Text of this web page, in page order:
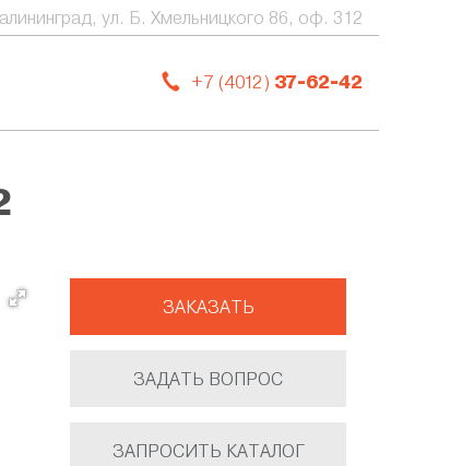
ул. Б. Хмельницкого 86, оф. 312
+7 (4012) 37-62-42
ЗАКАЗАТЬ
ЗАДАТЬ ВОПРОС
ЗАПРОСИТЬ КАТАЛОГ